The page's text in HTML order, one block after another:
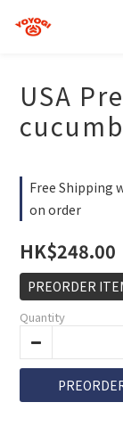
USA
Free Shipping
on order
HK$248.00
PREORDER
Quantity